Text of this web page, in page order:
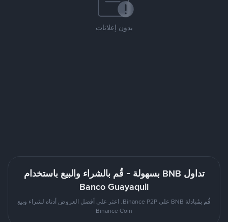
بدون إعلانات
تداول BNB بسهولة - قُم بالشراء والبيع باستخدام
Banco Guayaquil
قُم بمُبادلة BNB على Binance P2P. اعثر على أفضل العروض أدناه لشراء وبيع
Binance Coin